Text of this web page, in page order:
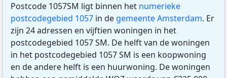
Postcode 1057SM ligt binnen het numerieke
postcodegebied 1057 in de gemeente Amsterdam. Er
zijn 24 adressen en vijftien woningen in het
postcodegebied 1057 SM. De helft van de woningen
in het postcodegebied 1057 SM is een koopwoning
en de andere helft is een huurwoning. De woningen